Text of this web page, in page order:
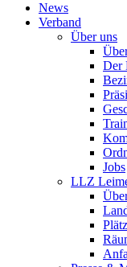
News
Verband
Über uns
Der
Jobs
LLZ